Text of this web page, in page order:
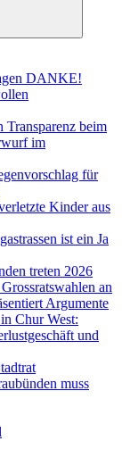
DANKE!
beim
im
für
Kinder aus
ist ein Ja
treten 2026
an
Argumente
Chur West:
und
muss